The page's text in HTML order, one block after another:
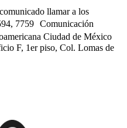
llamar a los
7759 Comunicación
Ciudad de México
F, 1er piso, Col. Lomas de